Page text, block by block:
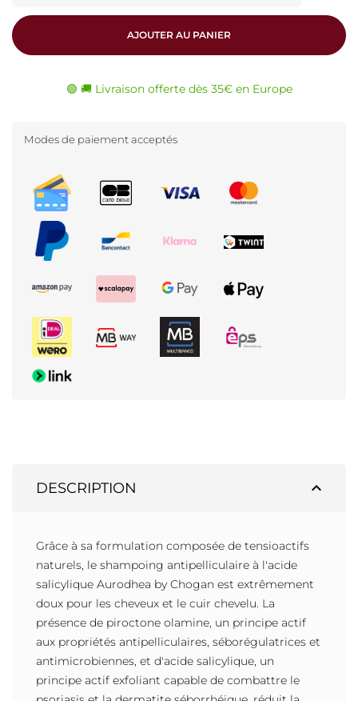
AJOUTER AU PANIER
🟢 🚚 Livraison offerte dès 35€ en Europe
Modes de paiement acceptés
expand_less
DESCRIPTION
Grâce à sa formulation composée de tensioactifs
naturels, le shampoing antipelliculaire à l'acide
salicylique Aurodhea by Chogan est extrêmement
doux pour les cheveux et le cuir chevelu. La
présence de piroctone olamine, un principe actif
aux propriétés antipelliculaires, séborégulatrices et
antimicrobiennes, et d'acide salicylique, un
principe actif exfoliant capable de combattre le